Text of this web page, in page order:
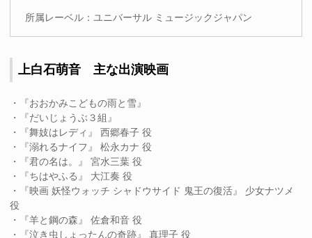
所属レーベル：ユニバーサル ミュージックジャパン
上白石萌音 主な出演映画
・『おおかみこどもの雨と雪』
・『だいじょうぶ３組』
・『舞妓はレディ』 西郷春子 役
・『溺れるナイフ』 松永カナ 役
・『君の名は。』 宮水三葉 役
・『ちはやふる』 大江奏 役
・『映画 妖怪ウォッチ シャドウサイド 鬼王の復活』 少女ナツメ
役
・『羊と鋼の森』 佐倉和音 役
・『泣き虫しょったんの奇跡』 真理子 役